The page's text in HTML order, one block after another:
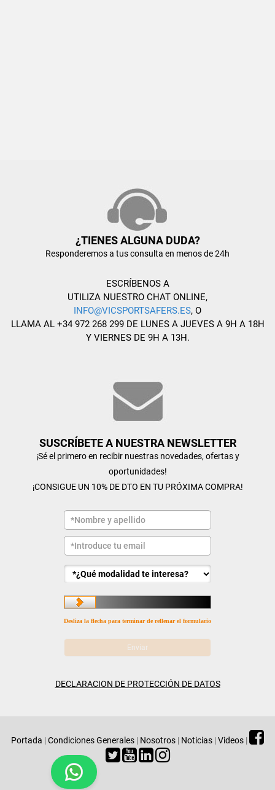
¿TIENES ALGUNA DUDA?
Responderemos a tus consulta en menos de 24h
ESCRÍBENOS A
UTILIZA NUESTRO CHAT ONLINE,
INFO@VICSPORTSAFERS.ES, O
LLAMA AL +34 972 268 299 DE LUNES A JUEVES A 9H A 18H
Y VIERNES DE 9H A 13H.
SUSCRÍBETE A NUESTRA NEWSLETTER
¡Sé el primero en recibir nuestras novedades, ofertas y
oportunidades!
¡CONSIGUE UN 10% DE DTO EN TU PRÓXIMA COMPRA!
Desliza la flecha para terminar de rellenar el formulario
DECLARACION DE PROTECCIÓN DE DATOS
Portada |Condiciones Generales | Nosotros | Noticias |Videos |